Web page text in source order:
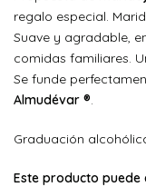
regalo especial.
Suave y agradable,
comidas familiares.
Se funde
Almudévar ®.
Graduación
Este producto puede